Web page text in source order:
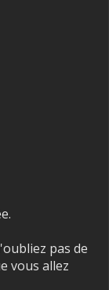
pas de
vous allez